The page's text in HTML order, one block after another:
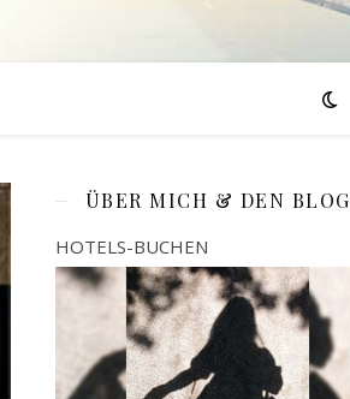
ÜBER MICH & DEN BLOG
HOTELS-BUCHEN